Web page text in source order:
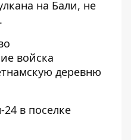
на Бали, не
войска
деревню
в поселке